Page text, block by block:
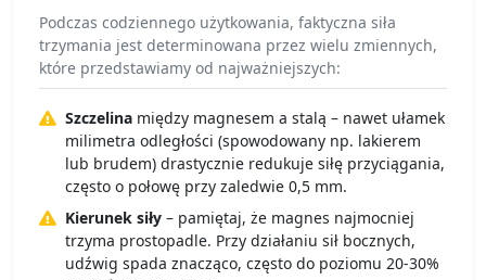
Podczas codziennego użytkowania, faktyczna siła
trzymania jest determinowana przez wielu zmiennych,
które przedstawiamy od najważniejszych:
Szczelina między magnesem a stalą – nawet ułamek
milimetra odległości (spowodowany np. lakierem
lub brudem) drastycznie redukuje siłę przyciągania,
często o połowę przy zaledwie 0,5 mm.
Kierunek siły – pamiętaj, że magnes najmocniej
trzyma prostopadle. Przy działaniu sił bocznych,
udźwig spada znacząco, często do poziomu 20-30%